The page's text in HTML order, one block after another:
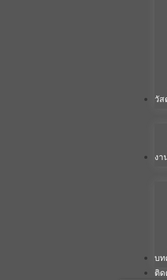
วัส
ง
บท
ติด